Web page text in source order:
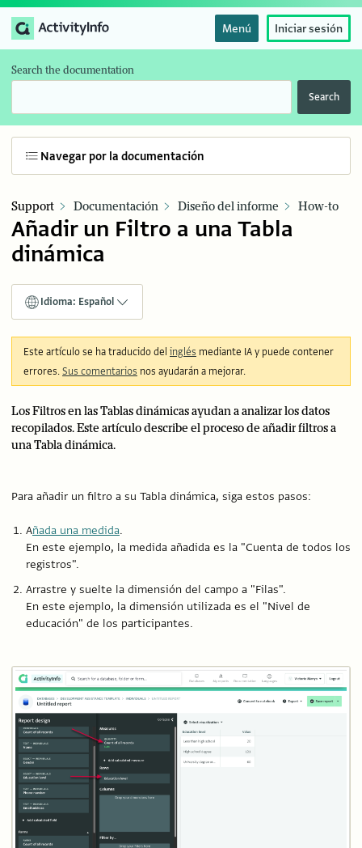
Menú Iniciar sesión
Search the documentation
Search
Navegar por la documentación
Support Documentación Diseño del informe How-to
Añadir un Filtro a una Tabla
dinámica
Idioma: Español
Este artículo se ha traducido del inglés mediante IA y puede contener
errores.Sus comentarios nos ayudarán a mejorar.
Los Filtros en las Tablas dinámicas ayudan a analizar los datos
recopilados. Este artículo describe el proceso de añadir filtros a
una Tabla dinámica.
Para añadir un filtro a su Tabla dinámica, siga estos pasos:
Añada una medida.
En este ejemplo, la medida añadida es la "Cuenta de todos los
registros".
Arrastre y suelte la dimensión del campo a "Filas".
En este ejemplo, la dimensión utilizada es el "Nivel de
educación" de los participantes.